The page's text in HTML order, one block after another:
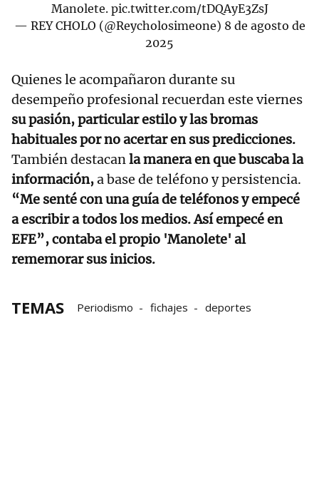
Manolete. pic.twitter.com/tDQAyE3ZsJ
— REY CHOLO (@Reycholosimeone) 8 de agosto de
2025
Quienes le acompañaron durante su
desempeño profesional recuerdan este viernes
su pasión, particular estilo y las bromas
habituales por no acertar en sus predicciones.
También destacanla manera en que buscaba la
información,a base de teléfono y persistencia.
“Me senté con una guía de teléfonos y empecé
a escribir a todos los medios. Así empecé en
EFE”, contaba el propio 'Manolete' al
rememorar sus inicios.
TEMAS Periodismo fichajes deportes